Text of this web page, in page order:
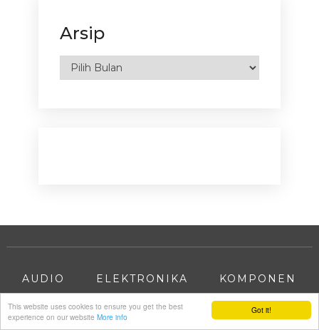
Got it!
This website uses cookies to ensure you get the best
experience on our website More info
Arsip
Arsip
AUDIO ELEKTRONIKA
KOMPONEN
BOX SPEAKER
KEBIJAKAN PRIVACY